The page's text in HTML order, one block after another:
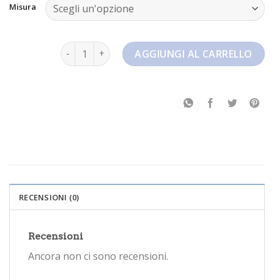
Misura
nike it quantità AGGIUNGI AL CARRELLO
RECENSIONI (0)
Recensioni
Ancora non ci sono recensioni.